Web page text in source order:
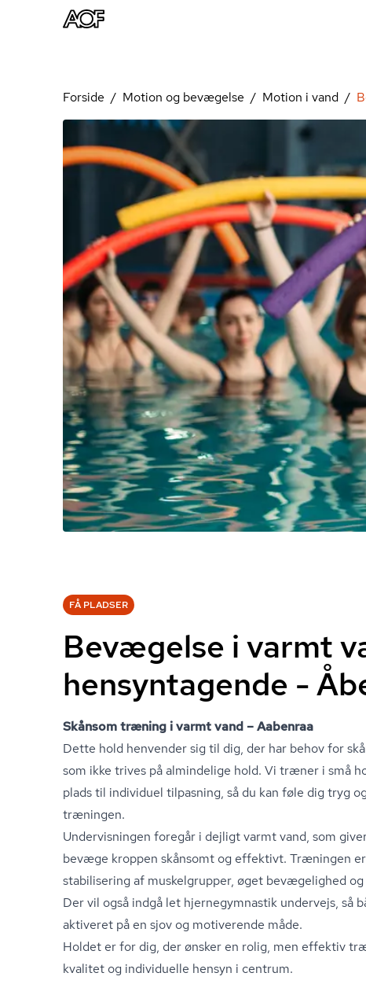
Forside Motion og bevægelse Motion i vand
FÅ PLADSER
Bevægelse i varmt
hensyntagende -
Skånsom træning i varmt vand – Aabenraa
Dette hold henvender sig til dig, der har behov for
som ikke trives på almindelige hold. Vi træner i små
plads til individuel tilpasning, så du kan føle dig tryg
træningen.
Undervisningen foregår i dejligt varmt vand, som
bevæge kroppen skånsomt og effektivt. Træningen
stabilisering af muskelgrupper, øget bevægelighed
Der vil også indgå let hjer­ne­gym­na­stik undervejs, så
aktiveret på en sjov og motiverende måde.
Holdet er for dig, der ønsker en rolig, men effektiv
kvalitet og individuelle hensyn i centrum.